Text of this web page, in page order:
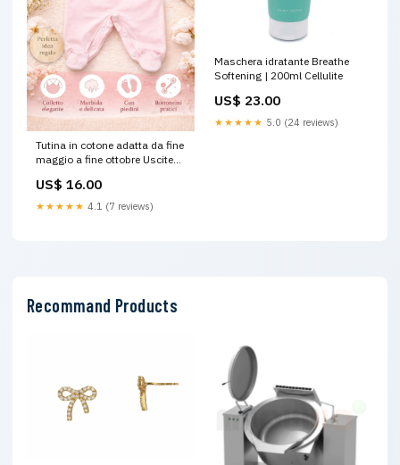
Tutina in cotone adatta da fine
maggio a fine ottobre Uscite
US$ 16.00
★★★★★ 4.1 (7 reviews)
Maschera idratante Breathe
Softening | 200ml Cellulite
US$ 23.00
★★★★★ 5.0 (24 reviews)
Recommand Products